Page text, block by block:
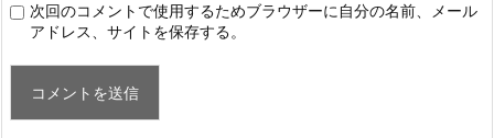
次回のコメントで使用するためブラウザーに自分の名前、メール
アドレス、サイトを保存する。